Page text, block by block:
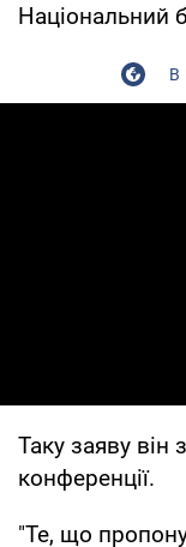
Національний
Таку заяву він
конференції.
"Те, що